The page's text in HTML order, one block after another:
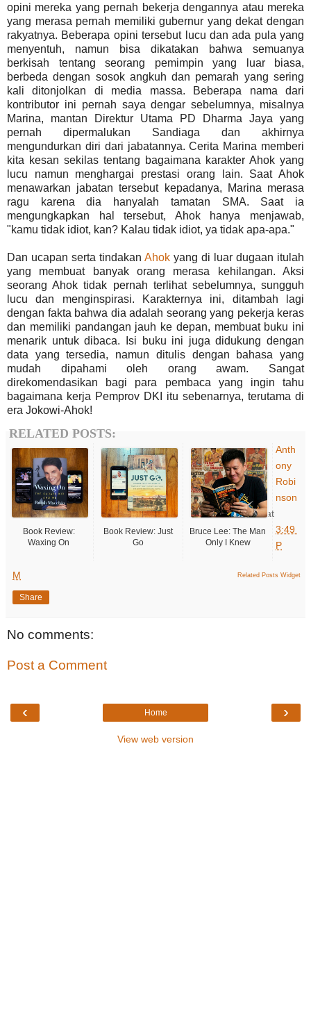
opini mereka yang pernah bekerja dengannya atau mereka
yang merasa pernah memiliki gubernur yang dekat dengan
rakyatnya. Beberapa opini tersebut lucu dan ada pula yang
menyentuh, namun bisa dikatakan bahwa semuanya
berkisah tentang seorang pemimpin yang luar biasa,
berbeda dengan sosok angkuh dan pemarah yang sering
kali ditonjolkan di media massa. Beberapa nama dari
kontributor ini pernah saya dengar sebelumnya, misalnya
Marina, mantan Direktur Utama PD Dharma Jaya yang
pernah dipermalukan Sandiaga dan akhirnya
mengundurkan diri dari jabatannya. Cerita Marina memberi
kita kesan sekilas tentang bagaimana karakter Ahok yang
lucu namun menghargai prestasi orang lain. Saat Ahok
menawarkan jabatan tersebut kepadanya, Marina merasa
ragu karena dia hanyalah tamatan SMA. Saat ia
mengungkapkan hal tersebut, Ahok hanya menjawab,
"kamu tidak idiot, kan? Kalau tidak idiot, ya tidak apa-apa."
Dan ucapan serta tindakan Ahok yang di luar dugaan itulah
yang membuat banyak orang merasa kehilangan. Aksi
seorang Ahok tidak pernah terlihat sebelumnya, sungguh
lucu dan menginspirasi. Karakternya ini, ditambah lagi
dengan fakta bahwa dia adalah seorang yang pekerja keras
dan memiliki pandangan jauh ke depan, membuat buku ini
menarik untuk dibaca. Isi buku ini juga didukung dengan
data yang tersedia, namun ditulis dengan bahasa yang
mudah dipahami oleh orang awam. Sangat
direkomendasikan bagi para pembaca yang ingin tahu
bagaimana kerja Pemprov DKI itu sebenarnya, terutama di
era Jokowi-Ahok!
RELATED POSTS:
Book Review:
Waxing On
Book Review: Just
Go
Bruce Lee: The Man
Only I Knew
Related Posts Widget
Anth
ony
Robi
nson
at
3:49
P
M
Share
No comments:
Post a Comment
‹ ›
Home
View web version